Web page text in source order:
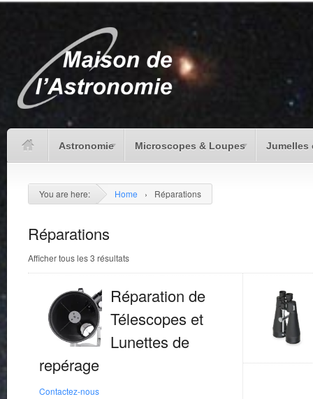
Astronomie Microscopes & Loupes Jumelles
You are here: Home › Réparations
Réparations
Afficher tous les 3 résultats
Réparation de
Télescopes et
Lunettes de
repérage
Contactez-nous